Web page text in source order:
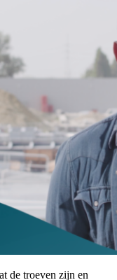
de troeven zijn en